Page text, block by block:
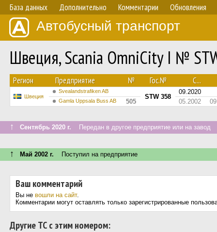
База данных Дополнительно Комментарии Обновления
Автобусный транспорт
Швеция, Scania OmniCity I №
Регион Предприятие № Гос.№ С...
Швеция
Svealandstrafiken AB
STW 358
09.2020
Gamla Uppsala Buss AB 505 05.2002
↑ Сентябрь 2020 г. Передан в другое предприятие или на завод
↑ Май 2002 г. Поступил на предприятие
Ваш комментарий
Вы не вошли на сайт.
Комментарии могут оставлять только зарегистрированные
Другие ТС с этим номером: